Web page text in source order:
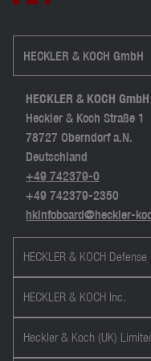
HECKLER & KOCH GmbH
HECKLER & KOCH GmbH
Heckler & Koch Straße 1
78727 Oberndorf a.N.
Deutschland
+49 742379-0
+49 742379-2350
hkinfoboard@heckler-
HECKLER & KOCH Defense
HECKLER & KOCH Inc.
Heckler & Koch (UK)